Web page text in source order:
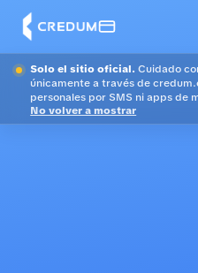
Solo el sitio oficial. Cuidado
únicamente a través de
personales por SMS ni apps de
No volver a mostrar